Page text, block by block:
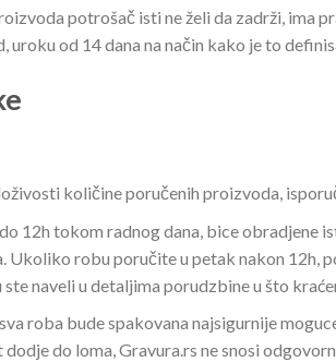
potrošač isti ne želi da zadrži, ima
uroku od 14 dana na način kako je to
količine poručenih proizvoda,
12h tokom radnog dana, bice obradjene
Ukoliko robu poručite u petak nakon 12h,
naveli u detaljima porudzbine u što
roba bude spakovana najsigurnije
do loma, Gravura.rs ne snosi